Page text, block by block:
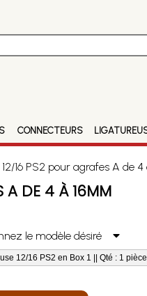
CONNECTEURS
16 PS2 pour agrafes A de 4
A DE 4 À 16MM
le modèle désiré
12/16 PS2 en Box 1 || Qté : 1 pièce